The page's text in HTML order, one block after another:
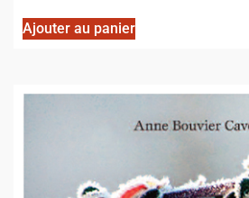
Ajouter au panier